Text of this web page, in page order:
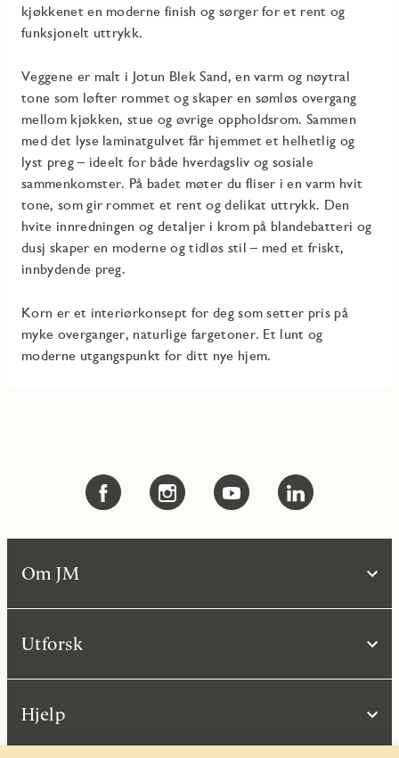
kjøkkenet en moderne finish og sørger for et rent og
funksjonelt uttrykk.
Veggene er malt i Jotun Blek Sand, en varm og nøytral
tone som løfter rommet og skaper en sømløs overgang
mellom kjøkken, stue og øvrige oppholdsrom. Sammen
med det lyse laminatgulvet får hjemmet et helhetlig og
lyst preg – ideelt for både hverdagsliv og sosiale
sammenkomster. På badet møter du fliser i en varm hvit
tone, som gir rommet et rent og delikat uttrykk. Den
hvite innredningen og detaljer i krom på blandebatteri og
dusj skaper en moderne og tidløs stil – med et friskt,
innbydende preg.
Korn er et interiørkonsept for deg som setter pris på
myke overganger, naturlige fargetoner. Et lunt og
moderne utgangspunkt for ditt nye hjem.
Om JM
Utforsk
Hjelp